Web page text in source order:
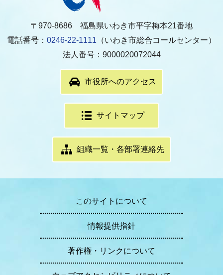
〒970-8686 福島県いわき市平字梅本21番地
電話番号： 0246-22-1111 （いわき市総合コールセンター）
法人番号：9000020072044
市役所へのアクセス
サイトマップ
組織一覧・各部署連絡先
このサイトについて
情報提供指針
著作権・リンクについて